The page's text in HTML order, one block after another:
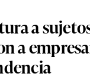
a
a